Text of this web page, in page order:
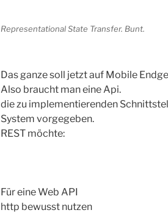
Representational State Transfer. Bunt.
Das ganze soll jetzt auf Mobile
Also braucht man eine Api.
die zu implementierenden
System vorgegeben.
REST möchte:
Für eine Web API
http bewusst nutzen